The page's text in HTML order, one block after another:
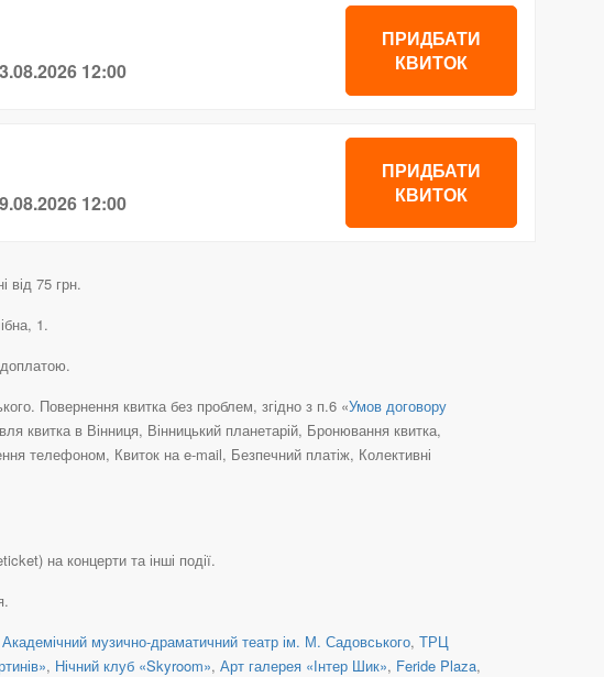
12:00
ПРИДБАТИ
КВИТОК
12:00
ПРИДБАТИ
КВИТОК
від 75 грн.
1.
Повернення квитка без проблем, згідно з п.6 «Умов договору
квитка в Вінниця, Вінницький планетарій, Бронювання квитка,
телефоном, Квиток на e-mail, Безпечний платіж, Колективні
на концерти та інші події.
Академічний музично-драматичний театр ім. М. Садовського, ТРЦ
, Нічний клуб «Skyroom», Арт галерея «Інтер Шик», Feride Plaza,